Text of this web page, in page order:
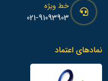
خط ویژه
021-91093903
نمادهای اعتماد